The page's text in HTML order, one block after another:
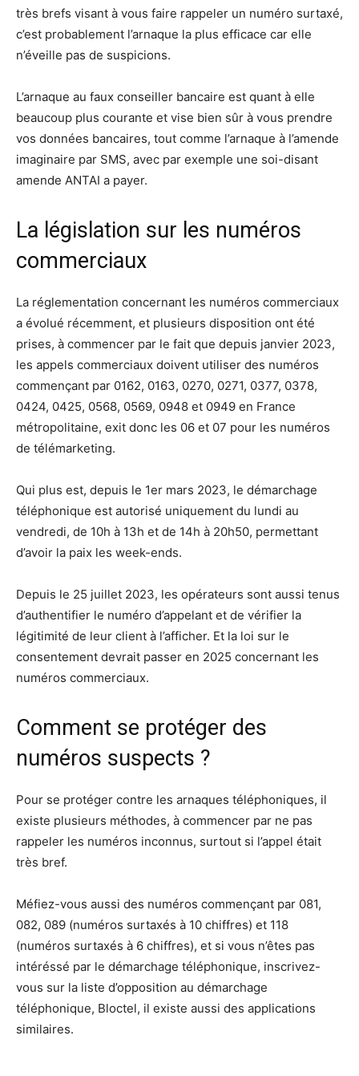
très brefs visant à vous faire rappeler un numéro surtaxé,
c’est probablement l’arnaque la plus efficace car elle
n’éveille pas de suspicions.
L’arnaque au faux conseiller bancaire est quant à elle
beaucoup plus courante et vise bien sûr à vous prendre
vos données bancaires, tout comme l’arnaque à l’amende
imaginaire par SMS, avec par exemple une soi-disant
amende ANTAI a payer.
La législation sur les numéros
commerciaux
La réglementation concernant les numéros commerciaux
a évolué récemment, et plusieurs disposition ont été
prises, à commencer par le fait que depuis janvier 2023,
les appels commerciaux doivent utiliser des numéros
commençant par 0162, 0163, 0270, 0271, 0377, 0378,
0424, 0425, 0568, 0569, 0948 et 0949 en France
métropolitaine, exit donc les 06 et 07 pour les numéros
de télémarketing.
Qui plus est, depuis le 1er mars 2023, le démarchage
téléphonique est autorisé uniquement du lundi au
vendredi, de 10h à 13h et de 14h à 20h50, permettant
d’avoir la paix les week-ends.
Depuis le 25 juillet 2023, les opérateurs sont aussi tenus
d’authentifier le numéro d’appelant et de vérifier la
légitimité de leur client à l’afficher. Et la loi sur le
consentement devrait passer en 2025 concernant les
numéros commerciaux.
Comment se protéger des
numéros suspects ?
Pour se protéger contre les arnaques téléphoniques, il
existe plusieurs méthodes, à commencer par ne pas
rappeler les numéros inconnus, surtout si l’appel était
très bref.
Méfiez-vous aussi des numéros commençant par 081,
082, 089 (numéros surtaxés à 10 chiffres) et 118
(numéros surtaxés à 6 chiffres), et si vous n’êtes pas
intéréssé par le démarchage téléphonique, inscrivez-
vous sur la liste d’opposition au démarchage
téléphonique, Bloctel, il existe aussi des applications
similaires.